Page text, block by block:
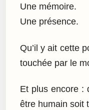
Une mémoire.
Une présence.
Qu’il y ait cette
touchée par le
Et plus encore :
être humain soit